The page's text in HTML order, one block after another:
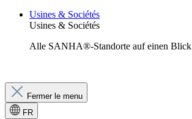
Usines & Sociétés
Usines & Sociétés
Alle SANHA®-Standorte auf einen Blick
Fermer le menu
FR